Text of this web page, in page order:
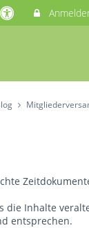
die Inhalte
entsprechen.